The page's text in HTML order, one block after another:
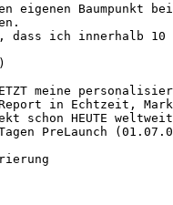
eigenen Baumpunkt
ich innerhalb 10
meine
in Echtzeit,
schon HEUTE
PreLaunch